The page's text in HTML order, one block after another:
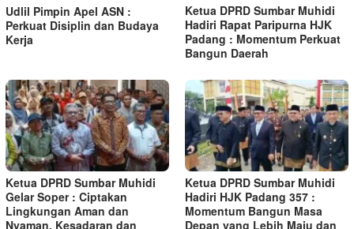
Udlil Pimpin Apel ASN :
Perkuat Disiplin dan Budaya
Kerja
Ketua DPRD Sumbar Muhidi
Hadiri Rapat Paripurna HJK
Padang : Momentum Perkuat
Bangun Daerah
Ketua DPRD Sumbar Muhidi
Gelar Soper : Ciptakan
Lingkungan Aman dan
Nyaman, Kesadaran dan
Ketua DPRD Sumbar Muhidi
Hadiri HJK Padang 357 :
Momentum Bangun Masa
Depan yang Lebih Maju dan